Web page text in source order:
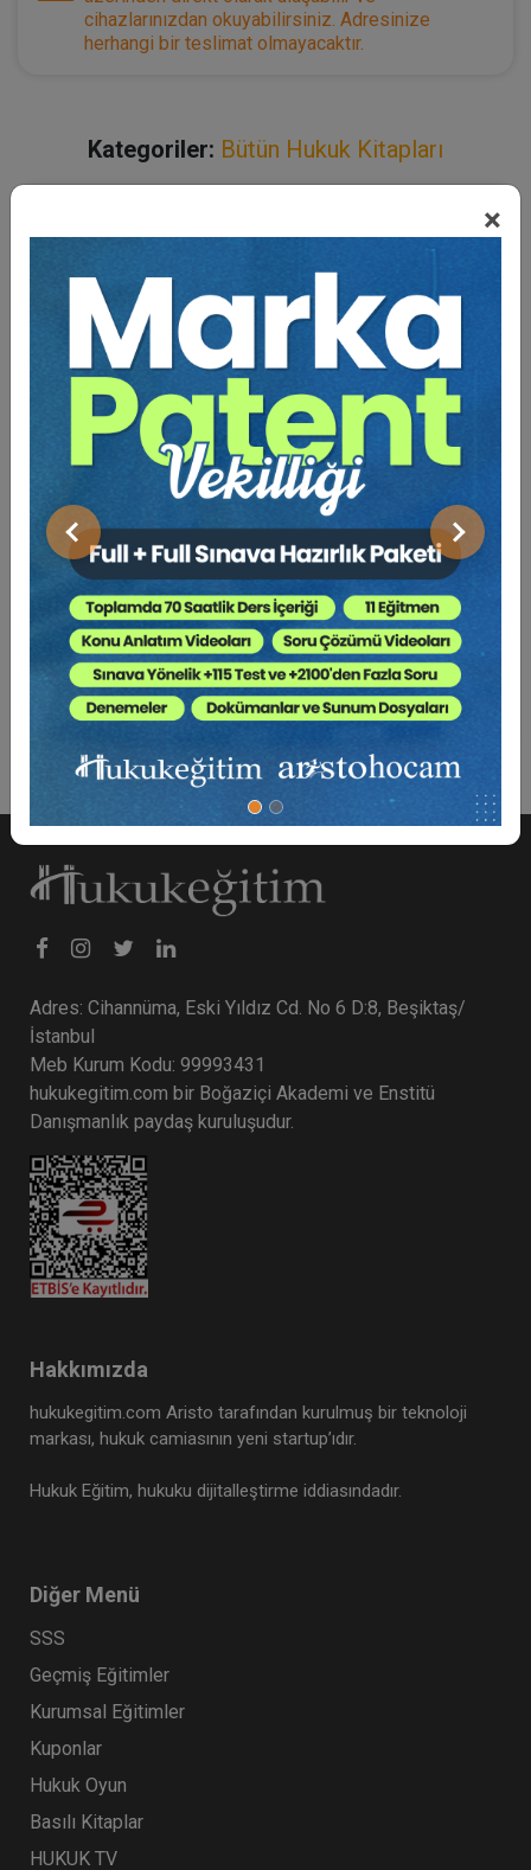
×
Önceki Sonraki
cihazlarınızdan okuyabilirsiniz. Adresinize
herhangi bir teslimat olmayacaktır.
Kategoriler: Bütün Hukuk Kitapları
Bu Kitap İçin Kaç Ağaç
Kesiliyor ?
İstanbul Adalet Rotası;
Beyoğlu-Pera-Galata ve Tarihi Yarımada
ekseninde uzanan, 27 duraklı bir rotadır. Yaklaşık 8 km
ve 110 dakika süren tematik bir yürüyüştür.
Bu rota, hukuk ve adaletin yalnızca adliye binaları
ve mahkeme salonlarında değil; sokaklarda, eski
yapılarda, yıkılmış ya da işlevi değişmiş mekânlarda da
iz bıraktığını gösterir.
İstanbul’u yaşayan bir arşiv olarak ele alır.
Hukuk ve adaletin şehirde bıraktığı tarihsel, mimari
ve toplumsal izleri görünür kılmayı amaçlar.
Adres: Cihannüma, Eski Yıldız Cd. No 6 D:8, Beşiktaş/
İstanbul
Meb Kurum Kodu: 99993431
hukukegitim.com bir Boğaziçi Akademi ve Enstitü
Danışmanlık paydaş kuruluşudur.
Hakkımızda
hukukegitim.com Aristo tarafından kurulmuş bir teknoloji
markası, hukuk camiasının yeni startup’ıdır.
Hukuk Eğitim, hukuku dijitalleştirme iddiasındadır.
Diğer Menü
SSS
Geçmiş Eğitimler
Kurumsal Eğitimler
Kuponlar
Hukuk Oyun
Basılı Kitaplar
HUKUK TV